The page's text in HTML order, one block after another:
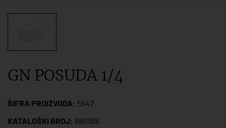
GN POSUDA 1/4
ŠIFRA PROIZVODA: 5547
KATALOŠKI BROJ: 880388